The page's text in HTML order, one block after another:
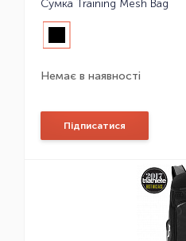
Сумка Training Mesh Bag
Немає в наявності
Підписатися